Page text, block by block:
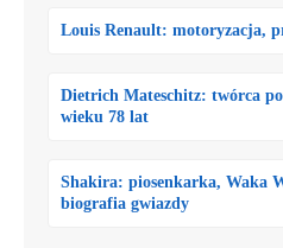
Louis Renault: motoryzacja,
Dietrich Mateschitz: twórca
wieku 78 lat
Shakira: piosenkarka, Waka
biografia gwiazdy